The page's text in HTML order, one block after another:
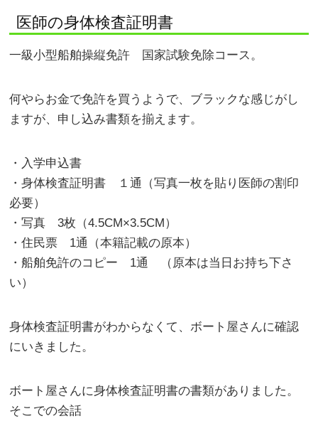
医師の身体検査証明書
一級小型船舶操縦免許 国家試験免除コース。
何やらお金で免許を買うようで、ブラックな感じがし
ますが、申し込み書類を揃えます。
・入学申込書
・身体検査証明書 １通（写真一枚を貼り医師の割印
必要）
・写真 3枚（4.5CM×3.5CM）
・住民票 1通（本籍記載の原本）
・船舶免許のコピー 1通 （原本は当日お持ち下さ
い）
身体検査証明書がわからなくて、ボート屋さんに確認
にいきました。
ボート屋さんに身体検査証明書の書類がありました。
そこでの会話